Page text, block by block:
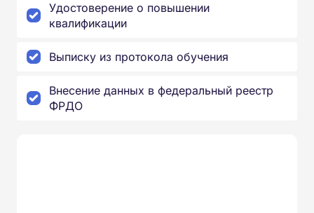
Удостоверение о повышении
квалификации
Выписку из протокола обучения
Внесение данных в федеральный реестр
ФРДО